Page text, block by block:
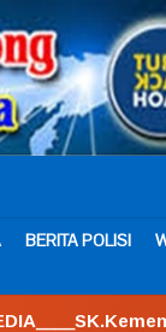
BERITA POLISI
: